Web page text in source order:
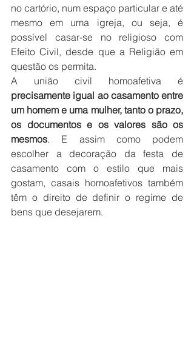
no cartório, num espaço particular e até
mesmo em uma igreja, ou seja, é
possível casar-se no religioso com
Efeito Civil, desde que a Religião em
questão os permita.
precisamente igual ao casamento entre
um homem e uma mulher, tanto o prazo,
os documentos e os valores são os
mesmos. E assim como podem
escolher a decoração da festa de
casamento com o estilo que mais
gostam, casais homoafetivos também
têm o direito de definir o regime de
bens que desejarem.